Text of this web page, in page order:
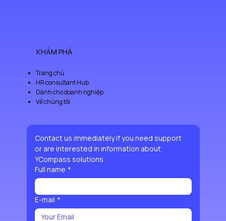
KHÁM PHÁ
Trang chủ
HR consultant Hub
Dành cho doanh nghiệp
Về chúng tôi
Contact us immediately if you need support
or are interested in information about
YCompass solutions.
Full name *
E-mail *